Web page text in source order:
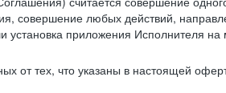
совершение любых действий,
приложения Исполнителя на
от тех, что указаны в настоящей